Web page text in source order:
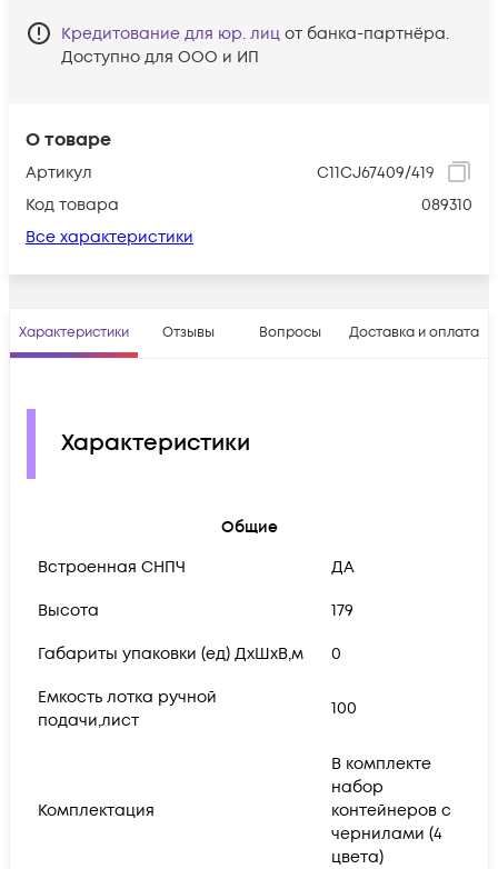
О товаре
Артикул
C11CJ67409/419
Код товара
089310
Все характеристики
Кредитование для юр. лиц от банка-партнёра.
Доступно для ООО и ИП
Характеристики Отзывы Вопросы Доставка и оплата
Характеристики
Общие
Встроенная СНПЧ
ДА
Высота 179
Габариты упаковки (ед) ДхШхВ,м 0
Емкость лотка ручной
подачи,лист
100
Комплектация
В комплекте
набор
контейнеров с
чернилами (4
цвета)